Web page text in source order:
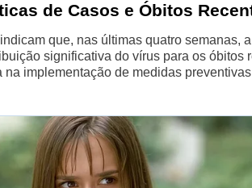
de Casos e Óbitos
que, nas últimas quatro semanas,
significativa do vírus para os
na implementação de medidas